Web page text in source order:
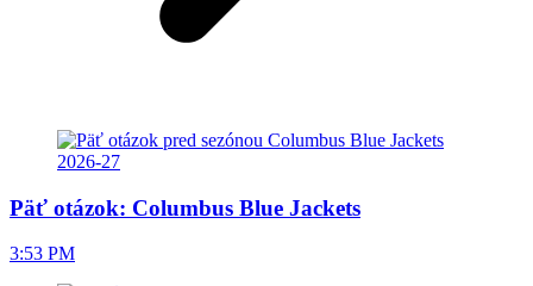
Päť otázok: Columbus Blue Jackets
3:53 PM